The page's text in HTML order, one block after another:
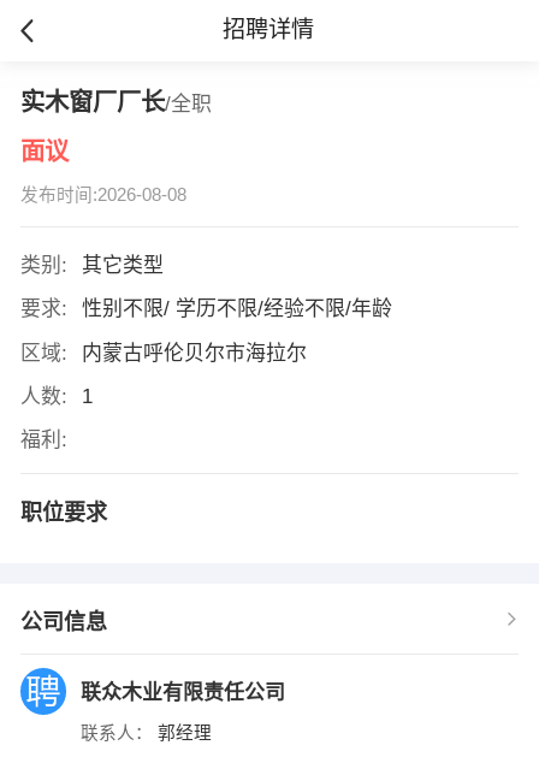
招聘详情
实木窗厂厂长/全职
面议
发布时间:2026-08-08
类别:
其它类型
要求:
性别不限/ 学历不限/经验不限/年龄
区域:
内蒙古呼伦贝尔市海拉尔
人数:
1
福利:
职位要求
公司信息
联众木业有限责任公司
联系人： 郭经理